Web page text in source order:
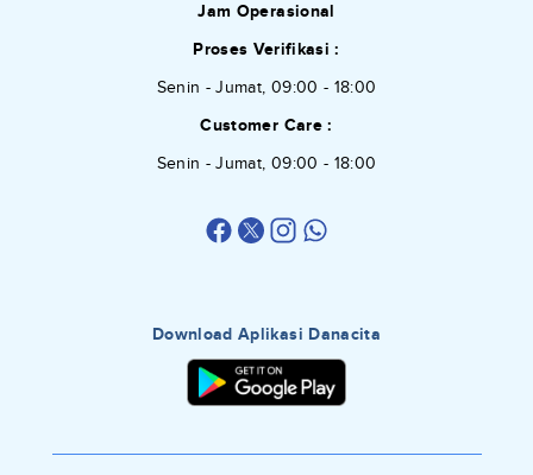
Jam Operasional
Proses Verifikasi :
Senin - Jumat, 09:00 - 18:00
Customer Care :
Senin - Jumat, 09:00 - 18:00
Download Aplikasi Danacita